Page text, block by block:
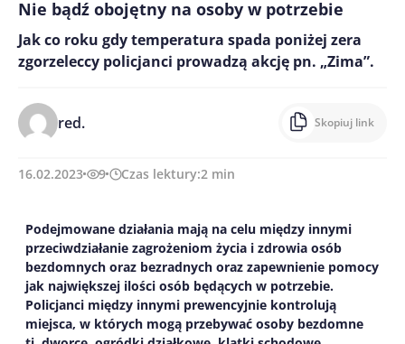
Nie bądź obojętny na osoby w potrzebie
Jak co roku gdy temperatura spada poniżej zera
zgorzeleccy policjanci prowadzą akcję pn. „Zima”.
red. Skopiuj link
16.02.2023 9 Czas lektury:2 min
Podejmowane działania mają na celu między innymi
przeciwdziałanie zagrożeniom życia i zdrowia osób
bezdomnych oraz bezradnych oraz zapewnienie pomocy
jak największej ilości osób będących w potrzebie.
Policjanci między innymi prewencyjnie kontrolują
miejsca, w których mogą przebywać osoby bezdomne